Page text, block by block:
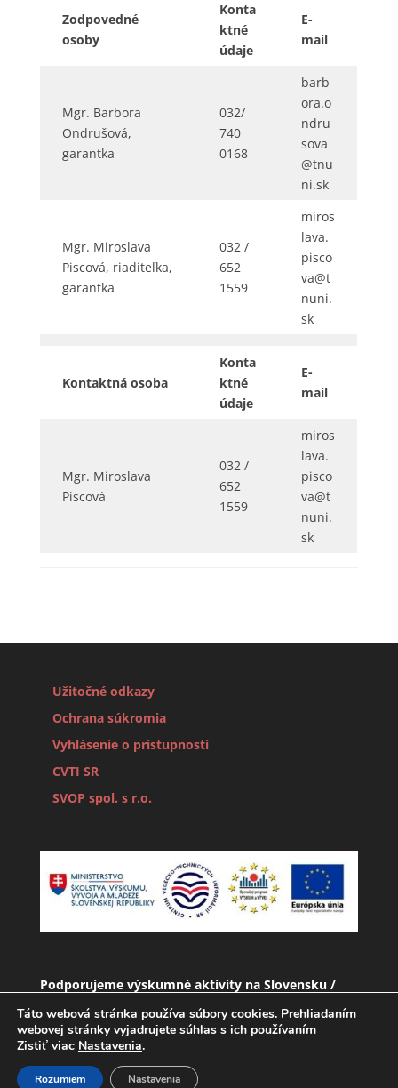
Zodpovedné
osoby
Konta
ktné
údaje
E-
mail
Mgr. Barbora
Ondrušová,
garantka
032/
740
0168
barb
ora.o
ndru
sova
@tnu
ni.sk
Mgr. Miroslava
Piscová, riaditeľka,
garantka
032 /
652
1559
miros
lava.
pisco
va@t
nuni.
sk
Kontaktná osoba
Konta
ktné
údaje
E-
mail
Mgr. Miroslava
Piscová
032 /
652
1559
miros
lava.
pisco
va@t
nuni.
sk
Užitočné odkazy
Ochrana súkromia
Vyhlásenie o prístupnosti
CVTI SR
SVOP spol. s r.o.
Podporujeme výskumné aktivity na Slovensku /
Projekt je spolufinancovaný zo zdrojov EÚ
Táto webová stránka používa súbory cookies. Prehliadaním
webovej stránky vyjadrujete súhlas s ich používaním
Zistiť viac Nastavenia.
Rozumiem Nastavenia